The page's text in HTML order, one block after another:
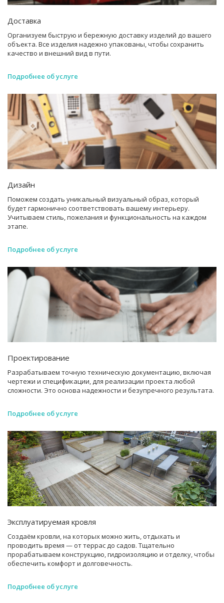
Доставка
Организуем быструю и бережную доставку изделий до вашего
объекта. Все изделия надежно упакованы, чтобы сохранить
качество и внешний вид в пути.
Подробнее об услуге
Дизайн
Поможем создать уникальный визуальный образ, который
будет гармонично соответствовать вашему интерьеру.
Учитываем стиль, пожелания и функциональность на каждом
этапе.
Подробнее об услуге
Проектирование
Разрабатываем точную техническую документацию, включая
чертежи и спецификации, для реализации проекта любой
сложности. Это основа надежности и безупречного результата.
Подробнее об услуге
Эксплуатируемая кровля
Создаём кровли, на которых можно жить, отдыхать и
проводить время — от террас до садов. Тщательно
прорабатываем конструкцию, гидроизоляцию и отделку, чтобы
обеспечить комфорт и долговечность.
Подробнее об услуге